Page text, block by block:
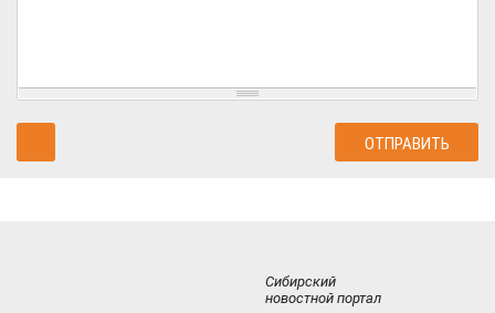
Сибирский
новостной портал